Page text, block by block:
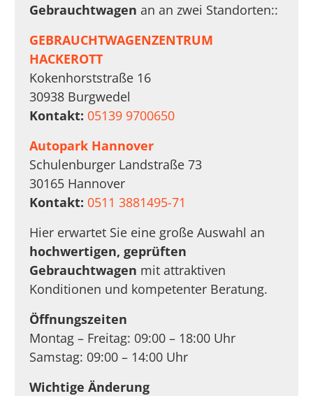
Gebrauchtwagen an an zwei Standorten::
GEBRAUCHTWAGENZENTRUM
HACKEROTT
Kokenhorststraße 16
30938 Burgwedel
Kontakt: 05139 9700650
Autopark Hannover
Schulenburger Landstraße 73
30165 Hannover
Kontakt: 0511 3881495-71
Hier erwartet Sie eine große Auswahl an
hochwertigen, geprüften
Gebrauchtwagen mit attraktiven
Konditionen und kompetenter Beratung.
Öffnungszeiten
Montag – Freitag: 09:00 – 18:00 Uhr
Samstag: 09:00 – 14:00 Uhr
Wichtige Änderung